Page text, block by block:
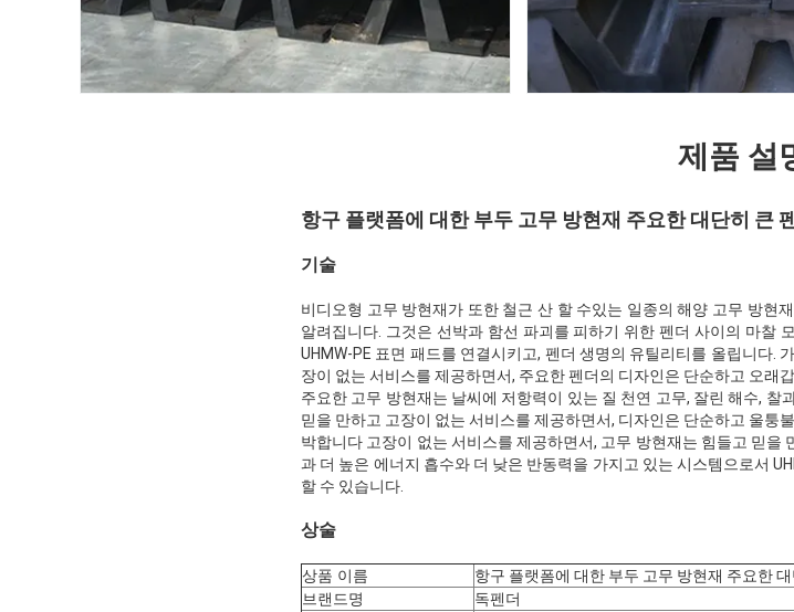
제품 설
항구 플랫폼에 대한 부두 고무 방현재 주요한 대단히 큰
기술
비디오형 고무 방현재가 또한 철근 산 할 수있는 일종의 해양 고무 방현
알려집니다. 그것은 선박과 함선 파괴를 피하기 위한 펜더 사이의 마찰
UHMW-PE 표면 패드를 연결시키고, 펜더 생명의 유틸리티를 올립니다.
장이 없는 서비스를 제공하면서, 주요한 펜더의 디자인은 단순하고 오래
주요한 고무 방현재는 날씨에 저항력이 있는 질 천연 고무, 잘린 해수, 찰
믿을 만하고 고장이 없는 서비스를 제공하면서, 디자인은 단순하고 울퉁
박합니다 고장이 없는 서비스를 제공하면서, 고무 방현재는 힘들고 믿을
과 더 높은 에너지 흡수와 더 낮은 반동력을 가지고 있는 시스템으로서
할 수 있습니다.
상술
상품 이름
항구 플랫폼에 대한 부두 고무 방현재 주요한
브랜드명
독펜더